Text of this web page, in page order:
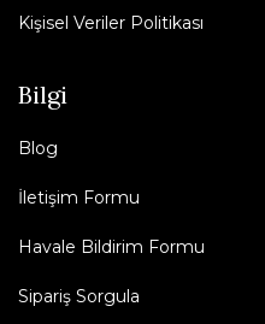
Kişisel Veriler Politikası
Bilgi
Blog
İletişim Formu
Havale Bildirim Formu
Sipariş Sorgula